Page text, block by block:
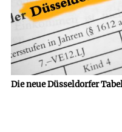
Die neue Düsseldorfer